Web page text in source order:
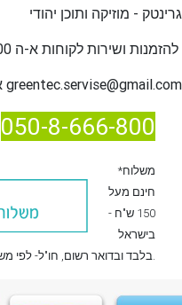
גרינטק - מוזיקה ותוכן יהודי
להזמנות ו
greentec.servise@gmail.com
050-8-666-800
*משלוח
חינם מעל
150 ש"ח -
בישראל
בלבדובדואר רשום , חו"ל- לפי משקל החבילה.